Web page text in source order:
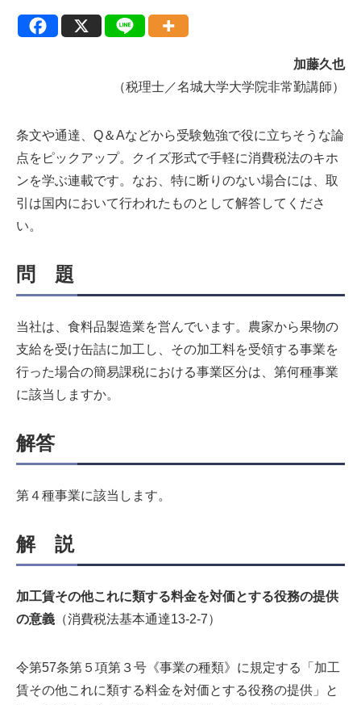
加藤久也
（税理士／名城大学大学院非常勤講師）
条文や通達、Q＆Aなどから受験勉強で役に立ちそうな論
点をピックアップ。クイズ形式で手軽に消費税法のキホ
ンを学ぶ連載です。なお、特に断りのない場合には、取
引は国内において行われたものとして解答してくださ
い。
問 題
当社は、食料品製造業を営んでいます。農家から果物の
支給を受け缶詰に加工し、その加工料を受領する事業を
行った場合の簡易課税における事業区分は、第何種事業
に該当しますか。
解答
第４種事業に該当します。
解 説
加工賃その他これに類する料金を対価とする役務の提供
の意義 （消費税法基本通達13-2-7）
令第57条第５項第３号《事業の種類》に規定する「加工
賃その他これに類する料金を対価とする役務の提供」と